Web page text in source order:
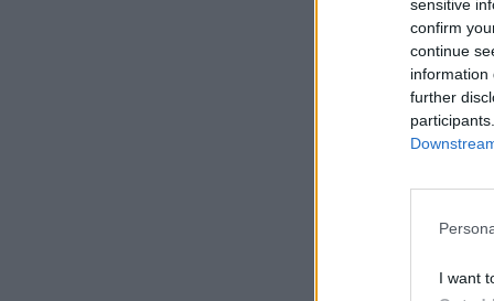
sensitive
confirm
continue
information
further
I want